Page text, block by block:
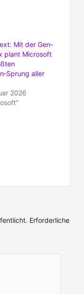
Mit der Gen-
plant Microsoft
aller
2026
Erforderliche